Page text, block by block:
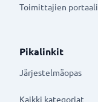
Toimittajien portaali
Pikalinkit
Järjestelmäopas
Kaikki kategoriat